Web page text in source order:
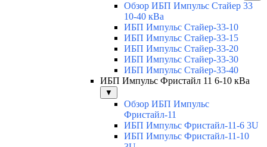
Обзор ИБП Импульс Стайер 33
10-40 кВа
ИБП Импульс Стайер-33-10
ИБП Импульс Стайер-33-15
ИБП Импульс Стайер-33-20
ИБП Импульс Стайер-33-30
ИБП Импульс Стайер-33-40
ИБП Импульс Фристайл 11 6-10 кВа
▼
Обзор ИБП Импульс
Фристайл-11
ИБП Импульс Фристайл-11-6 3U
ИБП Импульс Фристайл-11-10